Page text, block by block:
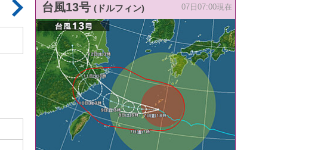
台風13号 (ドルフィン) 07日07:00現在